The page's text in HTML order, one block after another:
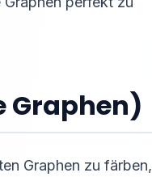
Graphen)
Graphen zu färben,